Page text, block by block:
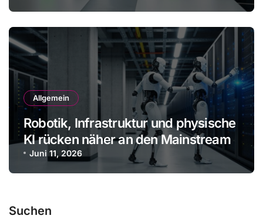
Allgemein
Robotik, Infrastruktur und physische
KI rücken näher an den Mainstream
Juni 11, 2026
Suchen